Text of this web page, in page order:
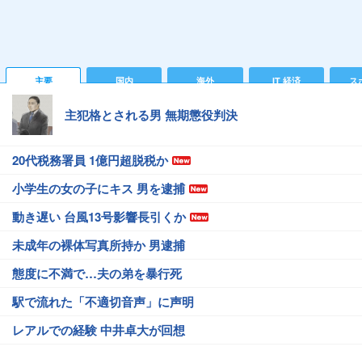
主要 国内 海外 IT 経済 ス
主犯格とされる男 無期懲役判決
20代税務署員 1億円超脱税か
小学生の女の子にキス 男を逮捕
動き遅い 台風13号影響長引くか
未成年の裸体写真所持か 男逮捕
態度に不満で…夫の弟を暴行死
駅で流れた「不適切音声」に声明
レアルでの経験 中井卓大が回想